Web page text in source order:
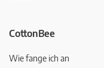
CottonBee
Wie fange ich an